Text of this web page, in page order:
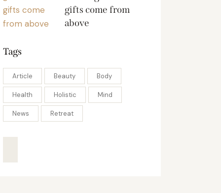
gifts come from
above
Tags
Article Beauty Body
Health Holistic Mind
News Retreat